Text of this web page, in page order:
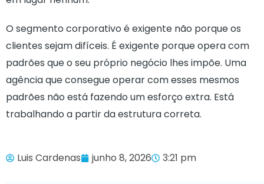
O segmento corporativo é exigente não porque os
clientes sejam difíceis. É exigente porque opera com
padrões que o seu próprio negócio lhes impõe. Uma
agência que consegue operar com esses mesmos
padrões não está fazendo um esforço extra. Está
trabalhando a partir da estrutura correta.
Luis Cardenas junho 8, 2026 3:21 pm